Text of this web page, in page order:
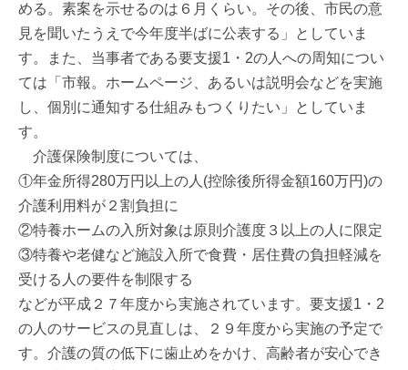
める。素案を示せるのは６月くらい。その後、市民の意
見を聞いたうえで今年度半ばに公表する」としていま
す。また、当事者である要支援1・2の人への周知につい
ては「市報。ホームページ、あるいは説明会などを実施
し、個別に通知する仕組みもつくりたい」としていま
す。
介護保険制度については、
①年金所得280万円以上の人(控除後所得金額160万円)の
介護利用料が２割負担に
②特養ホームの入所対象は原則介護度３以上の人に限定
③特養や老健など施設入所で食費・居住費の負担軽減を
受ける人の要件を制限する
などが平成２７年度から実施されています。要支援1・2
の人のサービスの見直しは、２９年度から実施の予定で
す。介護の質の低下に歯止めをかけ、高齢者が安心でき